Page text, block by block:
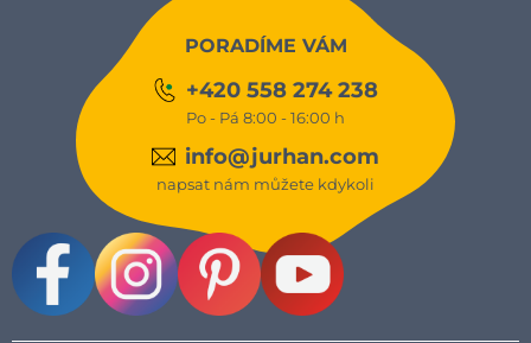
PORADÍME VÁM
+420 558 274 238
Po - Pá 8:00 - 16:00 h
info@jurhan.com
napsat nám můžete kdykoli